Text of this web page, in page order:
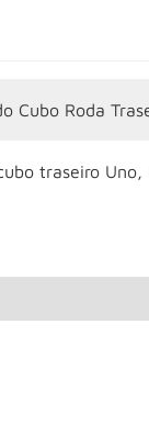
Cubo Roda
traseiro